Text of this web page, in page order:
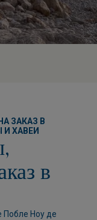
ЗАКАЗ В
ХАВЕИ
в
Побле Ноу де